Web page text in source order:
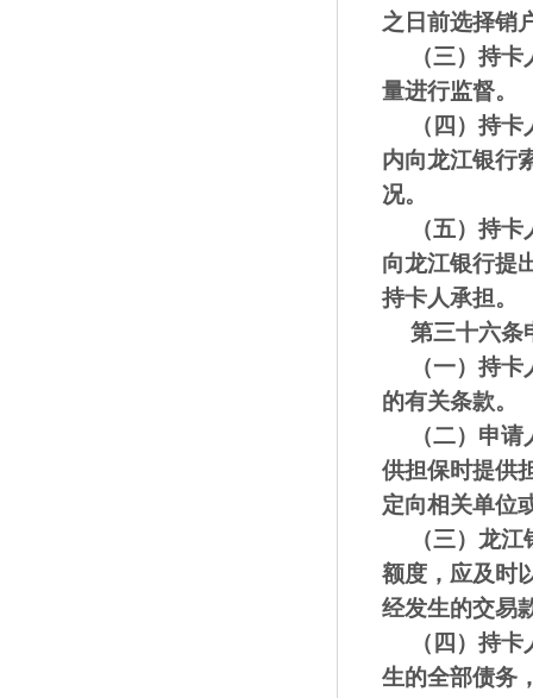
之日前选择销
（三） 持卡
量进行监督。
（四） 持卡
内向龙江银行
况。
（五） 持卡
向龙江银行提
持卡人承担。
第三十六条
（一）持
的有关条款。
（二） 申请
供担保时提供
定向相关单位
（三） 龙江
额度，应及时
经发生的交易
（四） 持卡
生的全部债务